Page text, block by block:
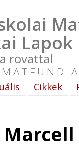
Lapok
rovattal
Cikkek